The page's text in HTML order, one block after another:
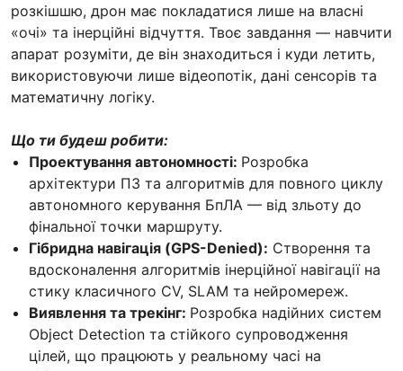
розкішшю, дрон має покладатися лише на власні
«очі» та інерційні відчуття. Твоє завдання — навчити
апарат розуміти, де він знаходиться і куди летить,
використовуючи лише відеопотік, дані сенсорів та
математичну логіку.
Що ти будеш робити:
Проектування автономності: Розробка
архітектури ПЗ та алгоритмів для повного циклу
автономного керування БпЛА — від зльоту до
фінальної точки маршруту.
Гібридна навігація (GPS-Denied): Створення та
вдосконалення алгоритмів інерційної навігації на
стику класичного CV, SLAM та нейромереж.
Виявлення та трекінг: Розробка надійних систем
Object Detection та стійкого супроводження
цілей, що працюють у реальному часі на